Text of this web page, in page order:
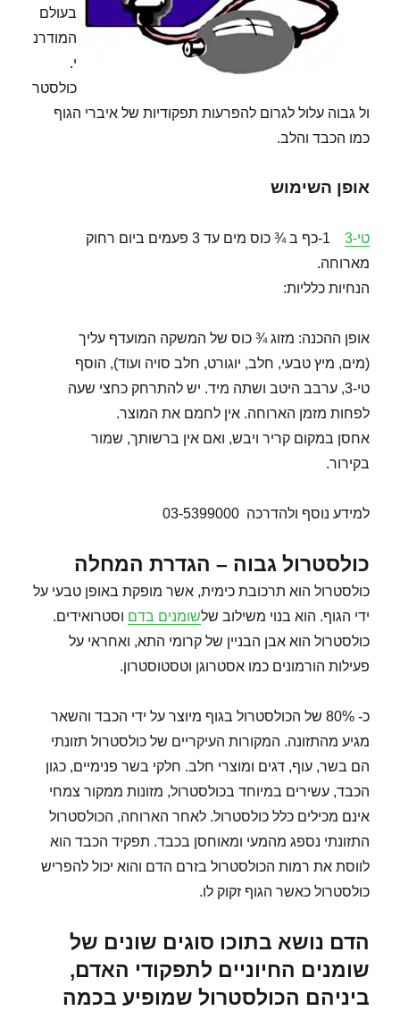
בעולם
המודרנ
י.
כולסטר
ול גבוה עלול לגרום להפרעות תפקודיות של איברי הגוף
כמו הכבד והלב.
אופן השימוש
טי-3
1-כף ב ¾ כוס מים עד 3 פעמים ביום רחוק
מארוחה.
הנחיות כלליות:
אופן ההכנה: מזוג ¾ כוס של המשקה המועדף עליך
(מים, מיץ טבעי, חלב, יוגורט, חלב סויה ועוד), הוסף
טי-3, ערבב היטב ושתה מיד. יש להתרחק כחצי שעה
לפחות מזמן הארוחה. אין לחמם את המוצר.
אחסן במקום קריר ויבש, ואם אין ברשותך, שמור
בקירור.
למידע נוסף ולהדרכה 03-5399000
כולסטרול גבוה – הגדרת המחלה
כולסטרול הוא תרכובת כימית, אשר מופקת באופן טבעי על
ידי הגוף. הוא בנוי משילוב שלשומנים בדם וסטרואידים.
כולסטרול הוא אבן הבניין של קרומי התא, ואחראי על
פעילות הורמונים כמו אסטרוגן וטסטוסטרון.
כ- 80% של הכולסטרול בגוף מיוצר על ידי הכבד והשאר
מגיע מהתזונה. המקורות העיקריים של כולסטרול תזונתי
הם בשר, עוף, דגים ומוצרי חלב. חלקי בשר פנימיים, כגון
הכבד, עשירים במיוחד בכולסטרול, מזונות ממקור צמחי
אינם מכילים כלל כולסטרול. לאחר הארוחה, הכולסטרול
התזונתי נספג מהמעי ומאוחסן בכבד. תפקיד הכבד הוא
לווסת את רמות הכולסטרול בזרם הדם והוא יכול להפריש
כולסטרול כאשר הגוף זקוק לו.
הדם נושא בתוכו סוגים שונים של
שומנים החיוניים לתפקודי האדם,
ביניהם הכולסטרול שמופיע בכמה